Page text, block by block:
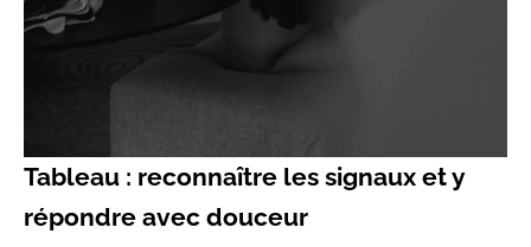
Tableau : reconnaître les signaux et y
répondre avec douceur